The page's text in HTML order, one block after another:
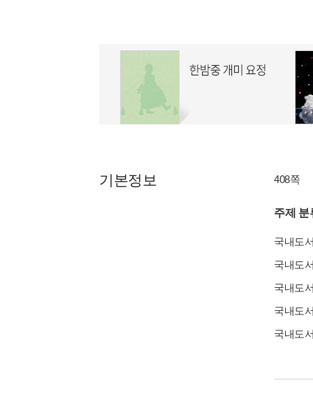
기본정보 408쪽
주제 분
국내도
국내도
국내도
국내도
국내도